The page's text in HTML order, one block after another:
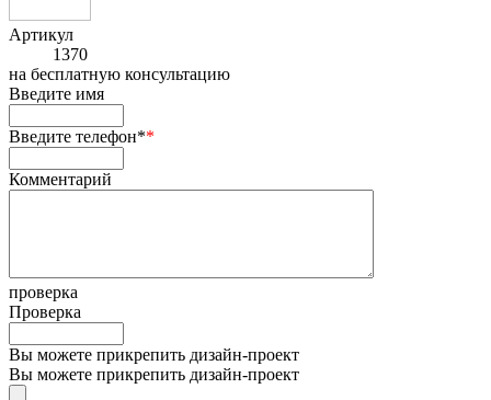
Артикул
1370
на бесплатную консультацию
Введите имя
Введите телефон**
Комментарий
проверка
Проверка
Вы можете прикрепить дизайн-проект
Вы можете прикрепить дизайн-проект